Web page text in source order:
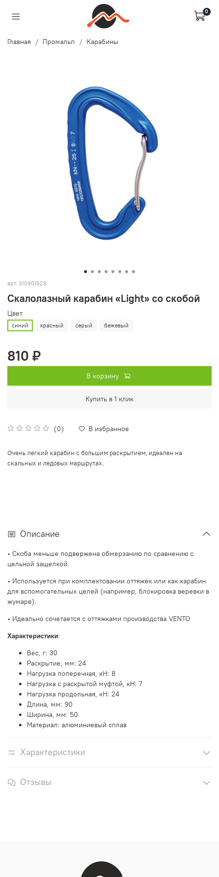
0
Главная Промальп Карабины
арт. 310901529
Скалолазный карабин «Light» со скобой
(0) В избранное
Цвет
синий красный серый бежевый
810 ₽
В корзину
Купить в 1 клик
Очень легкий карабин с большим раскрытием, идеален на
скальных и ледовых маршрутах.
Описание
• Скоба меньше подвержена обмерзанию по сравнению с
цельной защелкой.
• Используется при комплектовании оттяжек или как карабин
для вспомогательных целей (например, блокировка веревки в
жумаре).
• Идеально сочетается с оттяжками производства VENTO
Характеристики:
Вес, г: 30
Раскрытие, мм: 24
Нагрузка поперечная, кН: 8
Нагрузка с раскрытой муфтой, кН: 7
Нагрузка продольная, кН: 24
Длина, мм: 90
Ширина, мм: 50
Материал: алюминиевый сплав
Характеристики
Отзывы